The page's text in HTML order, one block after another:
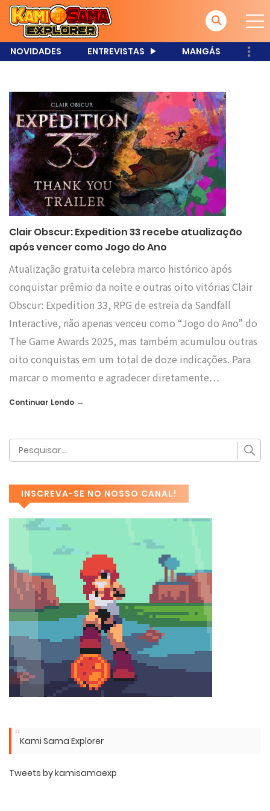
NOVIDADES ENTREVISTAS MANGÁS
Clair Obscur: Expedition 33 recebe atualização
após vencer como Jogo do Ano
Atualização gratuita celebra marco histórico após
conquistar prêmio da noite e outras oito vitórias Clair
Obscur: Expedition 33, RPG de estreia da Sandfall
Interactive, não apenas venceu como “Jogo do Ano” do
The Game Awards 2025, mas também acumulou outras
oito conquistas em um total de doze indicações. Para
marcar o momento e agradecer diretamente…
Continuar Lendo →
INSCREVA-SE NO NOSSO CANAL!
Kami Sama Explorer
Tweets by kamisamaexp